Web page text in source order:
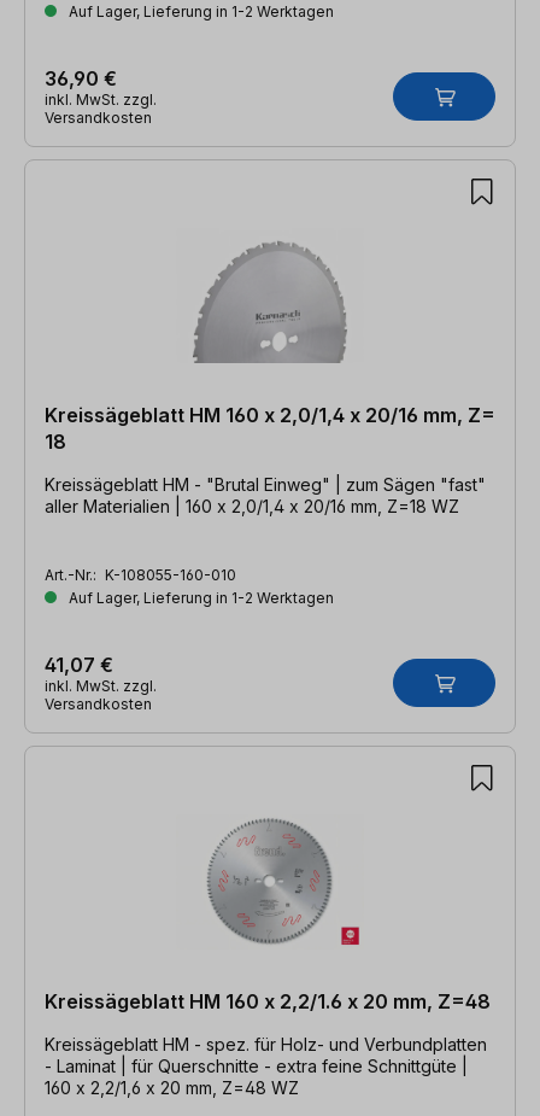
Auf Lager, Lieferung in 1-2 Werktagen
36,90 €
inkl. MwSt. zzgl.
Versandkosten
Kreissägeblatt HM 160 x 2,0/1,4 x 20/16 mm, Z=
18
Kreissägeblatt HM - "Brutal Einweg" | zum Sägen "fast"
aller Materialien | 160 x 2,0/1,4 x 20/16 mm, Z=18 WZ
Art.-Nr.: K-108055-160-010
Auf Lager, Lieferung in 1-2 Werktagen
41,07 €
inkl. MwSt. zzgl.
Versandkosten
Kreissägeblatt HM 160 x 2,2/1.6 x 20 mm, Z=48
Kreissägeblatt HM - spez. für Holz- und Verbundplatten
- Laminat | für Querschnitte - extra feine Schnittgüte |
160 x 2,2/1,6 x 20 mm, Z=48 WZ